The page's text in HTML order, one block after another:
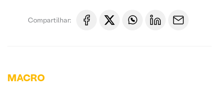
Compartilhar:
MACRO